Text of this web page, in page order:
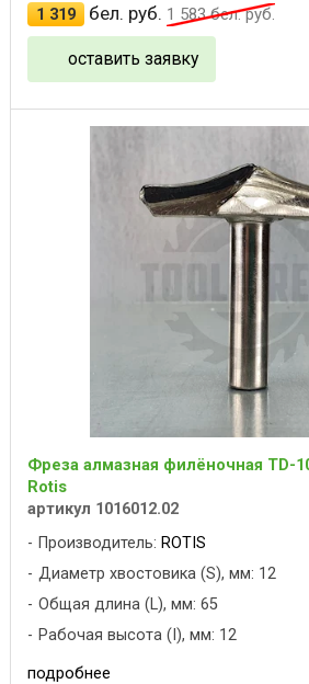
1 319
бел. руб. 1 583бел. руб.
оставить заявку
Фреза алмазная филёночная TD-
Rotis
артикул 1016012.02
Производитель: ROTIS
Диаметр хвостовика (S), мм: 12
Общая длина (L), мм: 65
Рабочая высота (I), мм: 12
подробнее